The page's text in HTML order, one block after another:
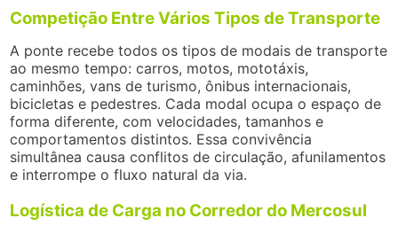
Competição Entre Vários Tipos de Transporte
A ponte recebe todos os tipos de modais de transporte
ao mesmo tempo: carros, motos, mototáxis,
caminhões, vans de turismo, ônibus internacionais,
bicicletas e pedestres. Cada modal ocupa o espaço de
forma diferente, com velocidades, tamanhos e
comportamentos distintos. Essa convivência
simultânea causa conflitos de circulação, afunilamentos
e interrompe o fluxo natural da via.
Logística de Carga no Corredor do Mercosul